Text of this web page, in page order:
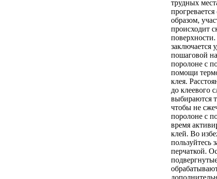
трудных
образом,
происходит
заключается
пошаговой
поролоне с
помощи
клея.
до клеевого
выбираются
чтобы не
поролоне с
время
клей. Во
пользуйтесь
перчаткой.